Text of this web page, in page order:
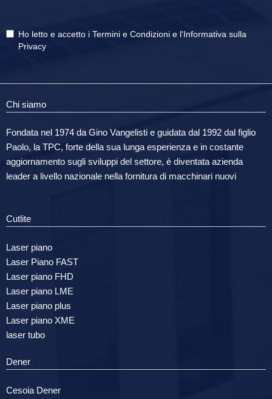
Ho letto e accetto i Termini e Condizioni e l'Informativa sulla
Privacy
Chi siamo
Fondata nel 1974 da Gino Vangelisti e guidata dal 1992 dal figlio
Paolo, la TPC, forte della sua lunga esperienza e in costante
aggiornamento sugli sviluppi del settore, è diventata azienda
leader a livello nazionale nella fornitura di macchinari nuovi
Cutlite
Laser piano
Laser Piano FAST
Laser piano FHD
Laser piano LME
Laser piano plus
Laser piano XME
laser tubo
Dener
Cesoia Dener